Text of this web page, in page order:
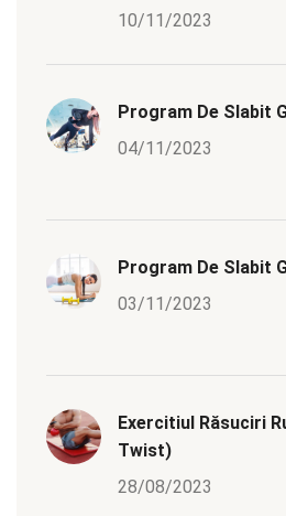
10/11/2023
Program De Slabit
04/11/2023
Program De Slabit
03/11/2023
Exercitiul Răsuciri
Twist)
28/08/2023